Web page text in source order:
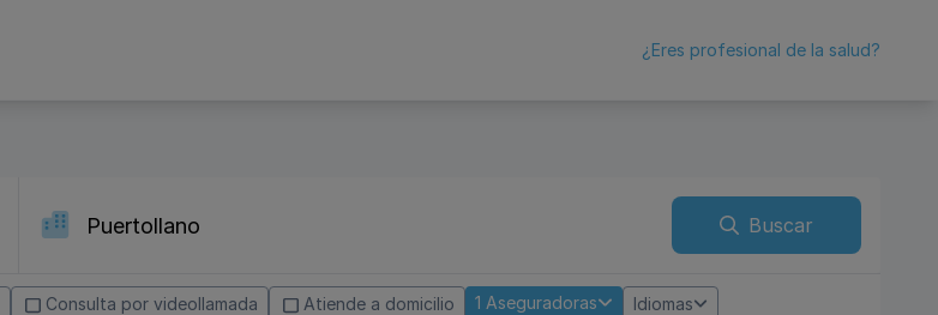
¿Eres profesional de la salud?
Buscar
Consulta por videollamada Atiende a domicilio 1 Aseguradoras Idiomas